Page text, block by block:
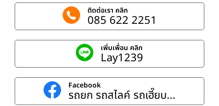
ติดต่อเรา คลิก
085 622 2251
เพิ่มเพื่อน คลิก
Lay1239
Facebook
รถยก รถสไลค์ รถเฮี๊ยบ...